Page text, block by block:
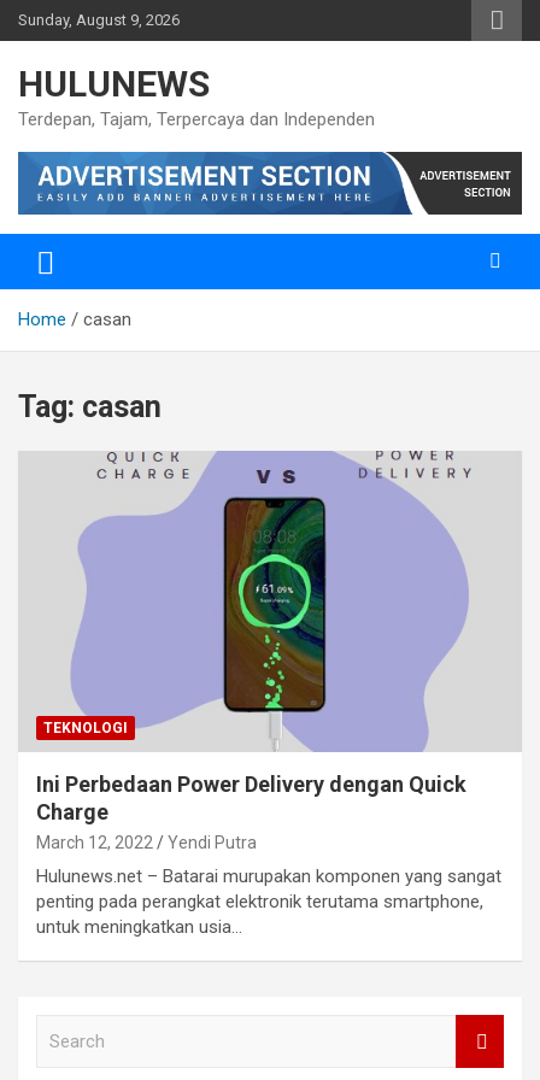
Skip
to
Sunday, August 9, 2026
HULUNEWS
Terdepan, Tajam, Terpercaya dan Independen
Home casan
Tag: casan
TEKNOLOGI
Ini Perbedaan Power Delivery dengan Quick
Charge
March 12, 2022 Yendi Putra
Hulunews.net – Batarai murupakan komponen yang sangat
penting pada perangkat elektronik terutama smartphone,
untuk meningkatkan usia…